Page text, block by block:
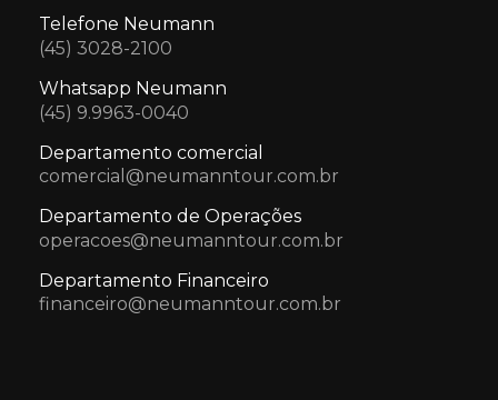
Telefone Neumann
(45) 3028-2100
Whatsapp Neumann
(45) 9.9963-0040
Departamento comercial
comercial@neumanntour.com.br
Departamento de Operações
operacoes@neumanntour.com.br
Departamento Financeiro
financeiro@neumanntour.com.br